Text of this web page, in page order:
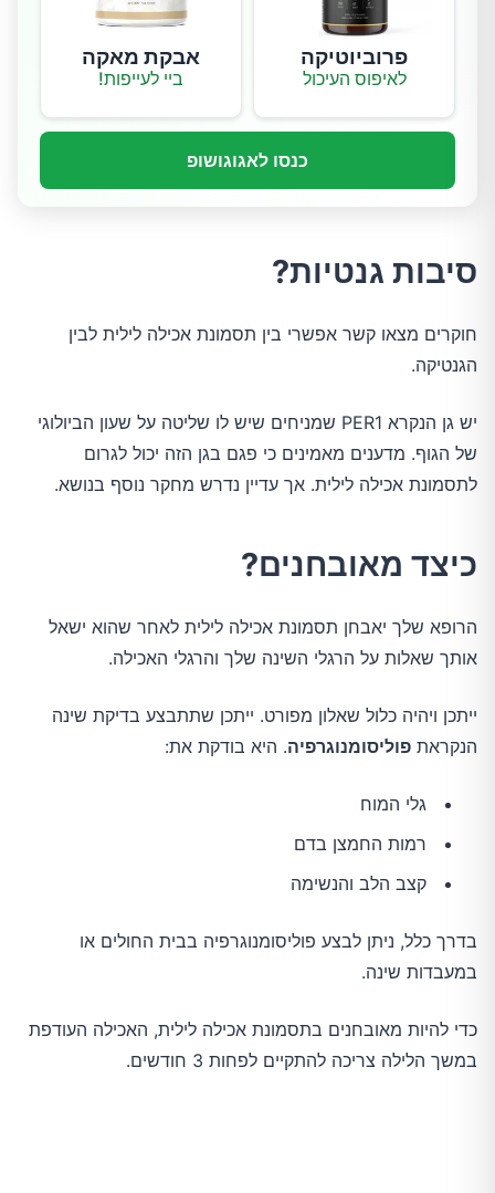
פרוביוטיקה
לאיפוס העיכול
אבקת מאקה
ביי לעייפות!
כנסו לאגוגושופ
סיבות גנטיות?
חוקרים מצאו קשר אפשרי בין תסמונת אכילה לילית לבין
הגנטיקה.
יש גן הנקרא PER1 שמניחים שיש לו שליטה על שעון הביולוגי
של הגוף. מדענים מאמינים כי פגם בגן הזה יכול לגרום
לתסמונת אכילה לילית. אך עדיין נדרש מחקר נוסף בנושא.
כיצד מאובחנים?
הרופא שלך יאבחן תסמונת אכילה לילית לאחר שהוא ישאל
אותך שאלות על הרגלי השינה שלך והרגלי האכילה.
ייתכן ויהיה כלול שאלון מפורט. ייתכן שתתבצע בדיקת שינה
הנקראת פוליסומנוגרפיה. היא בודקת את:
גלי המוח
רמות החמצן בדם
קצב הלב והנשימה
בדרך כלל, ניתן לבצע פוליסומנוגרפיה בבית החולים או
במעבדות שינה.
כדי להיות מאובחנים בתסמונת אכילה לילית, האכילה העודפת
במשך הלילה צריכה להתקיים לפחות 3 חודשים.